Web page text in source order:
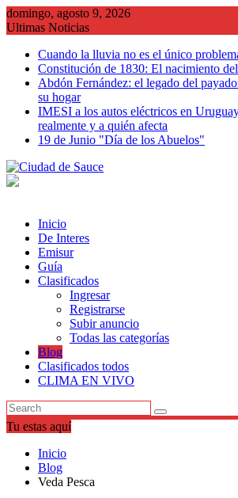
Saltar
al
domingo, agosto 9, 2026
Ultimas Noticias
Cuando la lluvia no es el único
Constitución de 1830: El nacimiento
Abdón Fernández: el legado del
su hogar
IMESI a los autos eléctricos en
realmente y a quién afecta
19 de Junio "Día de los Abuelos"
Inicio
De Interes
Emisur
Guía
Clasificados
Ingresar
Registrarse
Subir anuncio
Todas las categorías
Blog
Clasificados todos
CLIMA EN VIVO
Tu estas aquí
Inicio
Blog
Veda Pesca